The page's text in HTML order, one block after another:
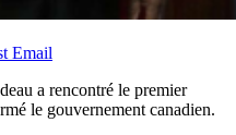
Email
a rencontré le premier
le gouvernement canadien.